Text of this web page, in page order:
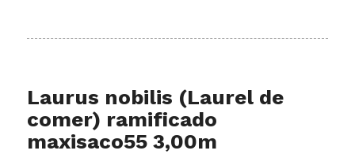
Laurus nobilis (Laurel de
comer) ramificado
maxisaco55 3,00m